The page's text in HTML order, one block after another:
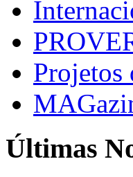
Projetos
Últimas